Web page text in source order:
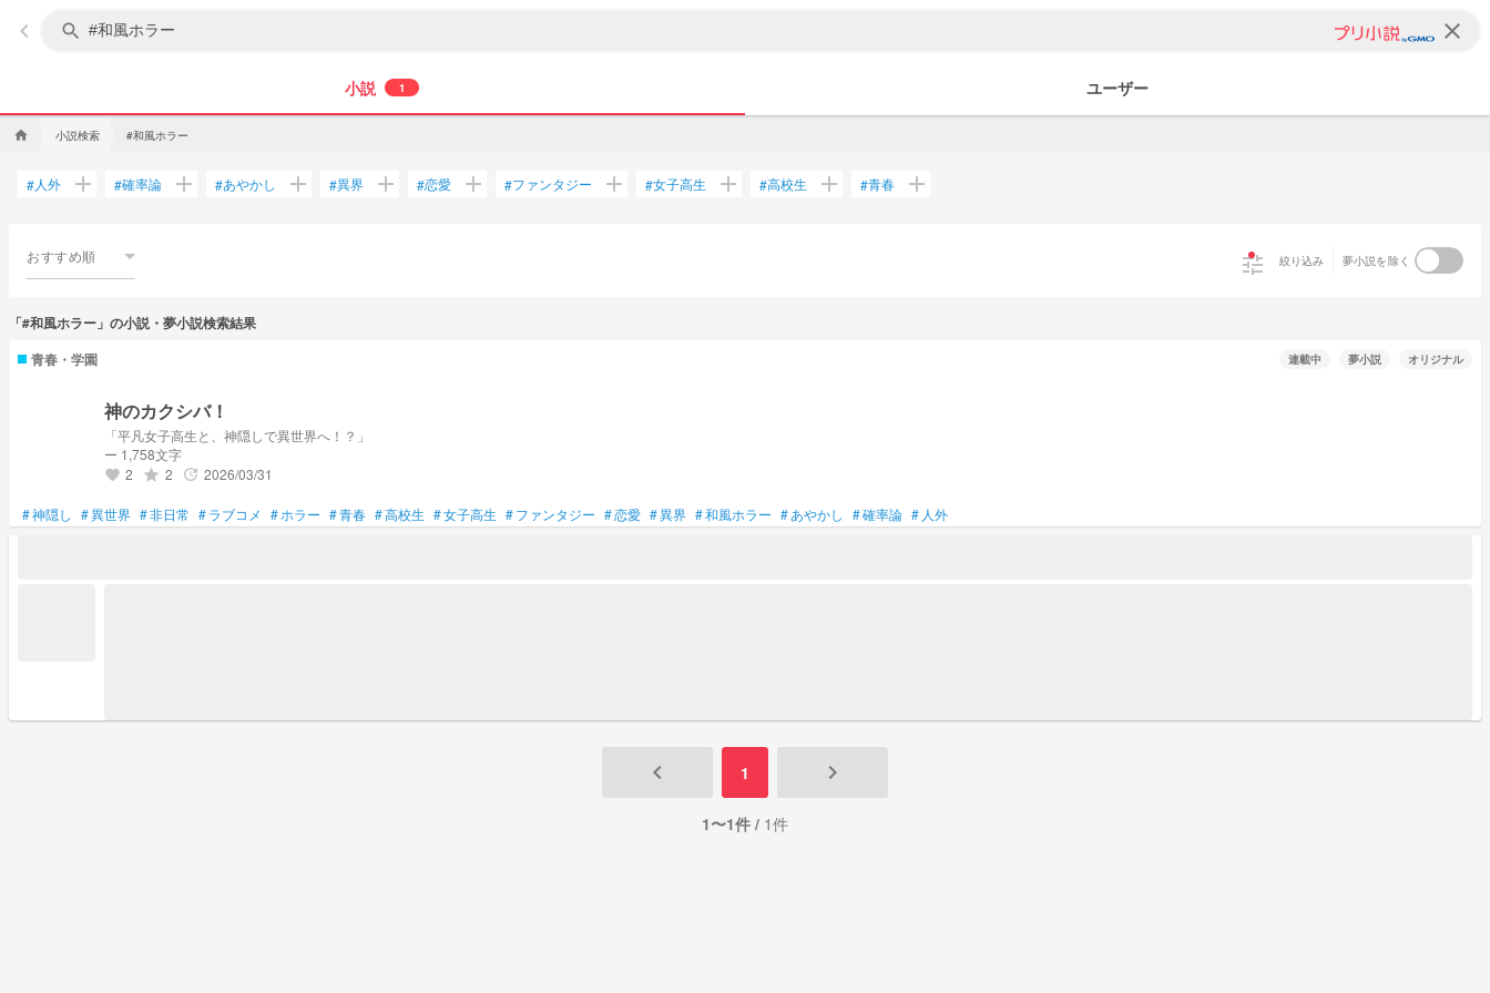
keyboard_arrow_left search clear
小説 1 ユーザー
home 小説検索 #和風ホラー
#人外 add #確率論 add #あやかし add #異界 add #恋愛 add #ファンタジー add #女子高生 add #高校生 add #青春 add
おすすめ順 tune 絞り込み 夢小説を除く
「#和風ホラー」の小説・夢小説検索結果
青春・学園
連載中 夢小説 オリジナル
神のカクシバ！
「平凡女子高生と、神隠しで異世界へ！？」
ー 1,758文字
favorite 2 grade 2 update 2026/03/31
#神隠し #異世界 #非日常 #ラブコメ #ホラー #青春 #高校生 #女子高生 #ファンタジー #恋愛 #異界 #和風ホラー #あやかし #確率論 # 人外
keyboard_arrow_left 1 keyboard_arrow_right
1〜1件 / 1件